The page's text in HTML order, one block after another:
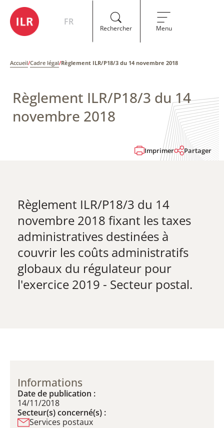
FR
Rechercher Menu
Accueil/Cadre légal/Règlement ILR/P18/3 du 14 novembre 2018
Règlement ILR/P18/3 du 14
novembre 2018
Imprimer Partager
​Règlement ILR/P18/3 du 14
novembre 2018 fixant les taxes
administratives destinées à
couvrir les coûts administratifs
globaux du régulateur pour
l'exercice 2019 - Secteur postal.
Informations
Date de publication :
14/11/2018
Secteur(s) concerné(s) :
Services postaux